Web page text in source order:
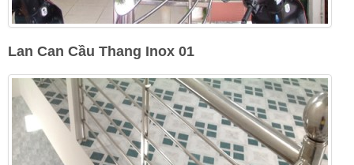
Lan Can Cầu Thang Inox 01